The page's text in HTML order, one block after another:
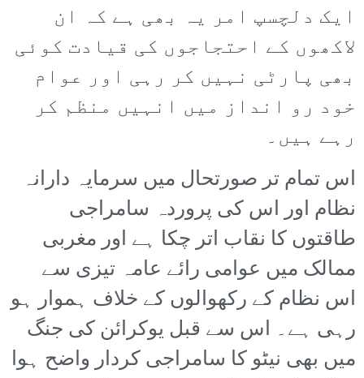
ایک دلچسپ امر یہ بھی ہے کہ ان
لاکھوں کے احتجاجوں کی قیادت کوئی
بھی پارٹی نہیں کر رہی اور عوام
خود رو انداز میں انہیں منظم کر
رہے ہیں۔
اس تمام تر صورتحال میں سرمایہ دارانہ
نظام اور اس کی پروردہ سامراجی
طاقتوں کا نقاب اتر چکا ہے اور مغربی
ممالک میں عوامی رائے عامہ تیزی سے
اس نظام کے رکھوالوں کے خلاف ہموار ہو
رہی ہے۔ اس سے قبل یوکرائن کی جنگ
میں بھی نیٹو کا سامراجی کردار واضح ہوا